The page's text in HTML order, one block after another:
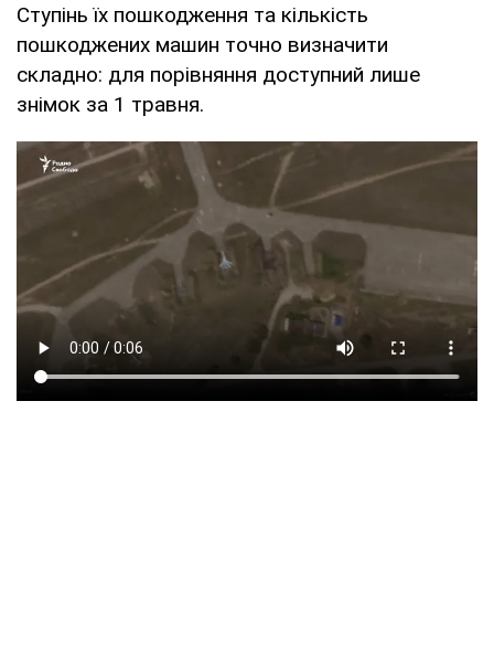
Ступінь їх пошкодження та кількість
пошкоджених машин точно визначити
складно: для порівняння доступний лише
знімок за 1 травня.